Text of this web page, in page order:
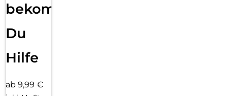
bekommst
Du
Hilfe
ab 9,99 €